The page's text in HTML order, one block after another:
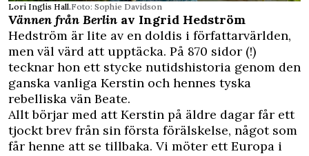
Lori Inglis Hall.Foto: Sophie Davidson
Vännen från Berlin av Ingrid Hedström
Hedström är lite av en doldis i författarvärlden,
men väl värd att upptäcka. På 870 sidor (!)
tecknar hon ett stycke nutidshistoria genom den
ganska vanliga Kerstin och hennes tyska
rebelliska vän Beate.
Allt börjar med att Kerstin på äldre dagar får ett
tjockt brev från sin första förälskelse, något som
får henne att se tillbaka. Vi möter ett Europa i